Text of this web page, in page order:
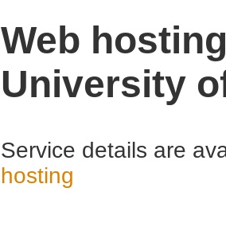
Web
University
Service details are
hosting